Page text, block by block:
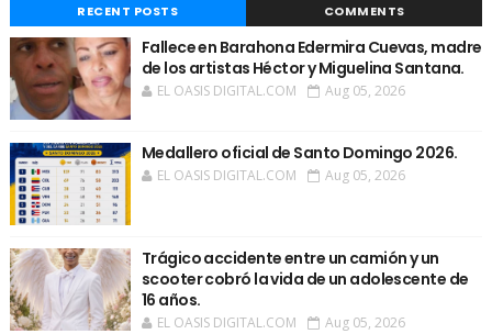
RECENT POSTS COMMENTS
Fallece en Barahona Edermira Cuevas, madre
de los artistas Héctor y Miguelina Santana.
EL OASIS DIGITAL.COM Aug 05, 2026
Medallero oficial de Santo Domingo 2026.
EL OASIS DIGITAL.COM Aug 05, 2026
Trágico accidente entre un camión y un
scooter cobró la vida de un adolescente de
16 años.
EL OASIS DIGITAL.COM Aug 05, 2026